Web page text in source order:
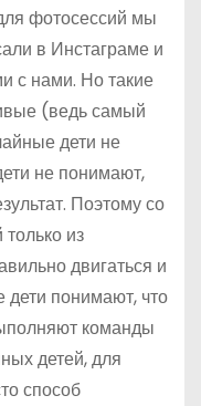
фотосессий мы
в Инстаграме и
с нами. Но такие
(ведь самый
дети не
не понимают,
Поэтому со
из
двигаться и
дети понимают, что
команды
детей, для
способ